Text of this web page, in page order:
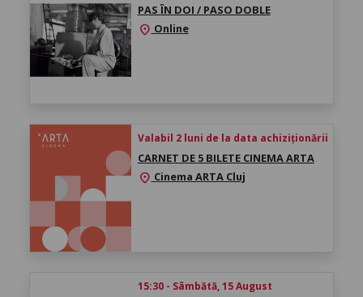
PAS ÎN DOI / PASO DOBLE
location_on Online
Valabil 2 luni de la data achiziționării
CARNET DE 5 BILETE CINEMA ARTA
location_on Cinema ARTA Cluj
15:30 - Sâmbătă, 15 August